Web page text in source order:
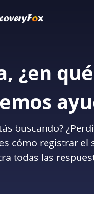
¿en qué
buscando?
cómo registrar el
todas las